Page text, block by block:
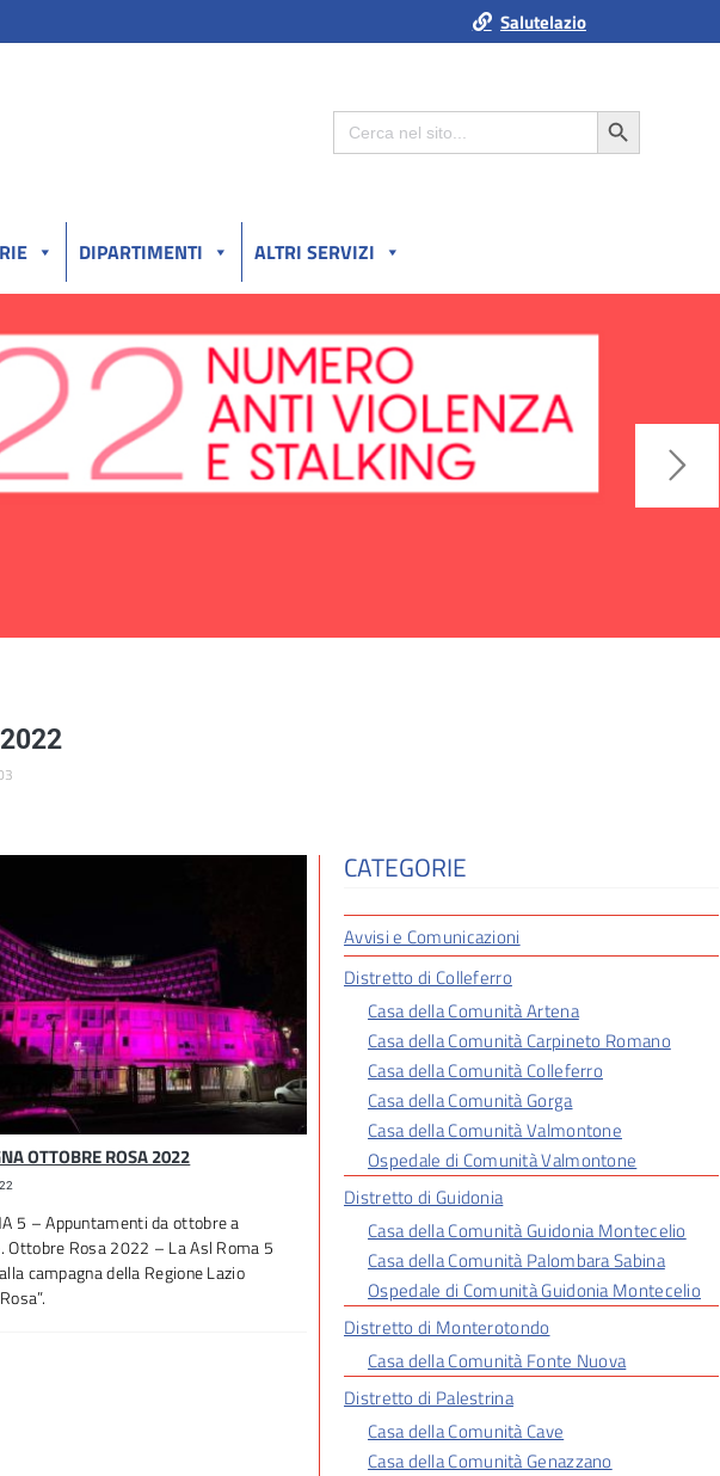
Salutelazio
Search
for:
Search Button
DIPARTIMENTI ALTRI SERVIZI
OTTOBRE ROSA 2022
5 – Appuntamenti da ottobre a
Ottobre Rosa 2022 – La Asl Roma 5
campagna della Regione Lazio
CATEGORIE
Avvisi e Comunicazioni
Distretto di Colleferro
Casa della Comunità Artena
Casa della Comunità Carpineto Romano
Casa della Comunità Colleferro
Casa della Comunità Gorga
Casa della Comunità Valmontone
Ospedale di Comunità Valmontone
Distretto di Guidonia
Casa della Comunità Guidonia Montecelio
Casa della Comunità Palombara Sabina
Ospedale di Comunità Guidonia Montecelio
Distretto di Monterotondo
Casa della Comunità Fonte Nuova
Distretto di Palestrina
Casa della Comunità Cave
Casa della Comunità Genazzano